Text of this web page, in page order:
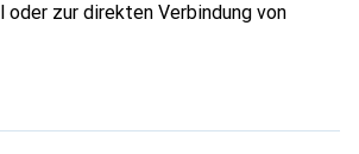
oder zur direkten Verbindung von
und einer
gewährleisten. Es ist für den